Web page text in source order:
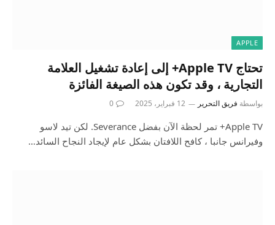
APPLE
تحتاج Apple TV+ إلى إعادة تشغيل العلامة
التجارية ، وقد تكون هذه الصيغة الفائزة
بواسطة فريق التحرير 12 فبراير، 2025 0
Apple TV+ تمر لحظة الآن بفضل Severance. لكن تيد لاسو
وفيرانس جانبا ، كافح اللافتان بشكل عام لإيجاد النجاح السائد…